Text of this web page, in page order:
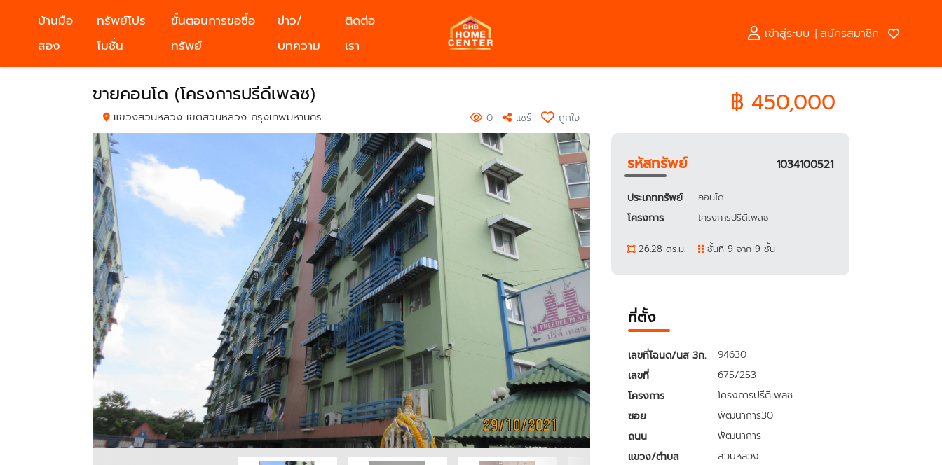
บ้านมือ
สอง
ทรัพย์โปร
โมชั่น
ขั้นตอนการขอซื้อ
ทรัพย์
ข่าว/
บทความ
ติดต่อ
เรา
เข้าสู่ระบบ | สมัครสมาชิก
ขายคอนโด (โครงการปรีดีเพลซ)
แขวงสวนหลวง เขตสวนหลวง กรุงเทพมหานคร 0 แชร์ ถูกใจ ฿ 450,000
รหัสทรัพย์ 1034100521
ประเภททรัพย์ คอนโด
โครงการ โครงการปรีดีเพลซ
26.28 ตร.ม. ชั้นที่ 9 จาก 9 ชั้น
ที่ตั้ง
เลขที่โฉนด/นส 3ก.
94630
เลขที่
675/253
โครงการ
โครงการปรีดีเพลซ
ซอย
พัฒนาการ30
ถนน
พัฒนาการ
แขวง/ตำบล
สวนหลวง